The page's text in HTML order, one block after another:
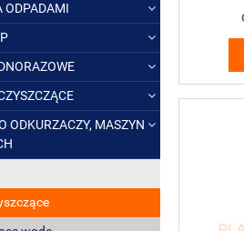
ODPADAMI
ODKURZACZY, MASZYN